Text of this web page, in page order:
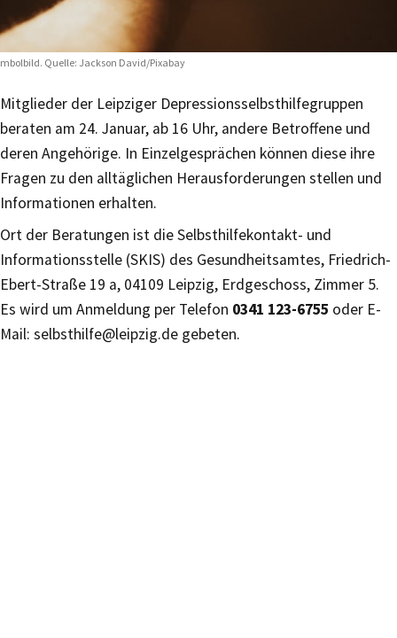
Quelle: Jackson David/Pixabay
Mitglieder der Leipziger Depressionsselbsthilfegruppen
beraten am 24. Januar, ab 16 Uhr, andere Betroffene und
deren Angehörige. In Einzelgesprächen können diese ihre
Fragen zu den alltäglichen Herausforderungen stellen und
Informationen erhalten.
Ort der Beratungen ist die Selbsthilfekontakt- und
Informationsstelle (SKIS) des Gesundheitsamtes, Friedrich-
Ebert-Straße 19 a, 04109 Leipzig, Erdgeschoss, Zimmer 5.
Es wird um Anmeldung per Telefon 0341 123-6755 oder E-
Mail: selbsthilfe@leipzig.de gebeten.